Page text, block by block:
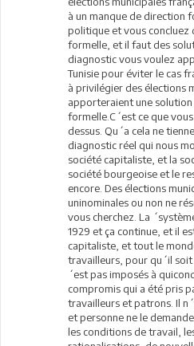
à un manque de direction
politique et vous concluez
formelle, et il faut des
diagnostic vous voulez
Tunisie pour éviter le cas
à privilégier des élections
apporteraient une
formelle.C´est ce que
dessus. Qu´a cela ne
diagnostic réel qui nous
société capitaliste, et la
société bourgeoise et le
encore. Des élections
uninominales ou non ne
vous cherchez. La
1929 et ça continue, et il
capitaliste, et tout le
travailleurs, pour qu´il
´est pas imposés à
compromis qui a été pris
travailleurs et patrons. Il
et personne ne le
les conditions de travail,